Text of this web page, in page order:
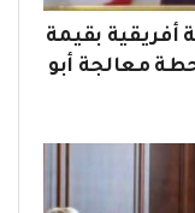
أفريقية بقيمة
معالجة أبو